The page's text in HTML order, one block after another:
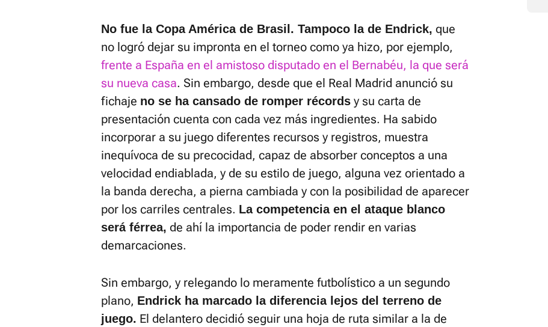
No fue la Copa América de Brasil. Tampoco la de Endrick, que
no logró dejar su impronta en el torneo como ya hizo, por ejemplo,
frente a España en el amistoso disputado en el Bernabéu, la que será
su nueva casa. Sin embargo, desde que el Real Madrid anunció su
fichaje no se ha cansado de romper récords y su carta de
presentación cuenta con cada vez más ingredientes. Ha sabido
incorporar a su juego diferentes recursos y registros, muestra
inequívoca de su precocidad, capaz de absorber conceptos a una
velocidad endiablada, y de su estilo de juego, alguna vez orientado a
la banda derecha, a pierna cambiada y con la posibilidad de aparecer
por los carriles centrales. La competencia en el ataque blanco
será férrea, de ahí la importancia de poder rendir en varias
demarcaciones.
Sin embargo, y relegando lo meramente futbolístico a un segundo
plano, Endrick ha marcado la diferencia lejos del terreno de
juego. El delantero decidió seguir una hoja de ruta similar a la de